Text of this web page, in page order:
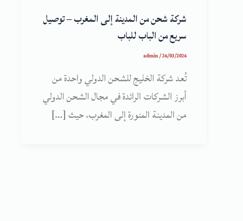
شركة شحن من المدينة إلى المغرب – توصيل
سريع من الباب للباب
admin/26/03/2026
تُعد شركة الخليج للشحن الدولي واحدة من
أبرز الشركات الرائدة في مجال الشحن الدولي
من المدينة المنورة إلى المغرب، حيث […]